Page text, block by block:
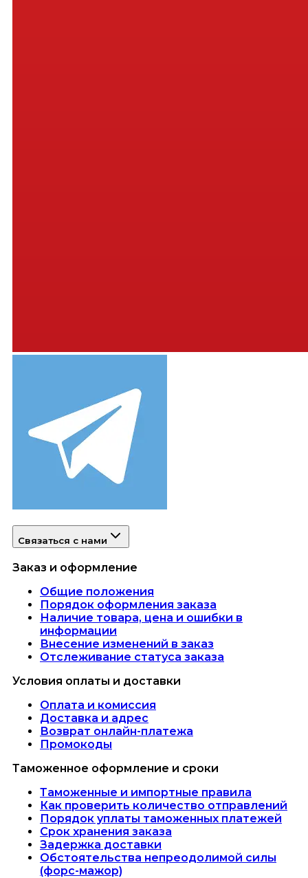
Связаться с нами
Заказ и оформление
Общие положения
Порядок оформления заказа
Наличие товара, цена и ошибки в
информации
Внесение изменений в заказ
Отслеживание статуса заказа
Условия оплаты и доставки
Оплата и комиссия
Доставка и адрес
Возврат онлайн-платежа
Промокоды
Таможенное оформление и сроки
Таможенные и импортные правила
Как проверить количество отправлений
Порядок уплаты таможенных платежей
Срок хранения заказа
Задержка доставки
Обстоятельства непреодолимой силы
(форс-мажор)